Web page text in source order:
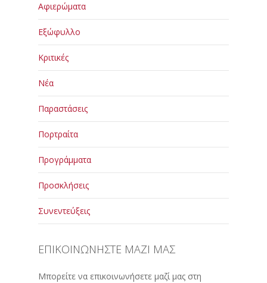
Αφιερώματα
Εξώφυλλο
Κριτικές
Νέα
Παραστάσεις
Πορτραίτα
Προγράμματα
Προσκλήσεις
Συνεντεύξεις
ΕΠΙΚΟΙΝΩΝΗΣΤΕ ΜΑΖΙ ΜΑΣ
Μπορείτε να επικοινωνήσετε μαζί μας στη